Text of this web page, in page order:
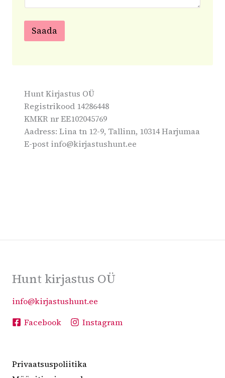
Saada
r
n
a
t
i
Hunt Kirjastus OÜ
Registrikood 14286448
KMKR nr EE102045769
Aadress: Lina tn 12-9, Tallinn, 10314 Harjumaa
E-post info@kirjastushunt.ee
Hunt kirjastus OÜ
info@kirjastushunt.ee
Facebook
Instagram
Privaatsuspoliitika